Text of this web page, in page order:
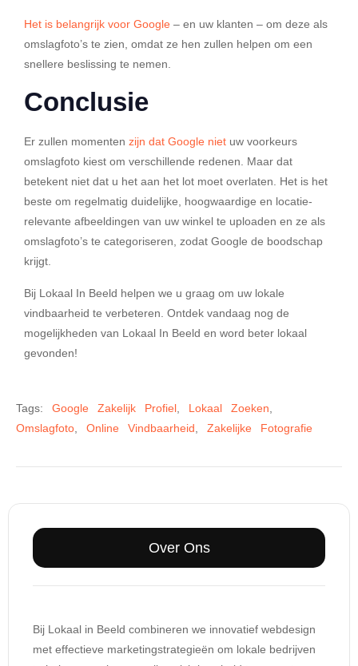
Het is belangrijk voor Google – en uw klanten – om deze als
omslagfoto’s te zien, omdat ze hen zullen helpen om een
snellere beslissing te nemen.
Conclusie
Er zullen momenten zijn dat Google niet uw voorkeurs
omslagfoto kiest om verschillende redenen. Maar dat
betekent niet dat u het aan het lot moet overlaten. Het is het
beste om regelmatig duidelijke, hoogwaardige en locatie-
relevante afbeeldingen van uw winkel te uploaden en ze als
omslagfoto’s te categoriseren, zodat Google de boodschap
krijgt.
Bij Lokaal In Beeld helpen we u graag om uw lokale
vindbaarheid te verbeteren. Ontdek vandaag nog de
mogelijkheden van Lokaal In Beeld en word beter lokaal
gevonden!
Tags: Google Zakelijk Profiel Lokaal Zoeken
Omslagfoto
Online Vindbaarheid Zakelijke Fotografie
Over Ons
Bij Lokaal in Beeld combineren we innovatief webdesign
met effectieve marketingstrategieën om lokale bedrijven